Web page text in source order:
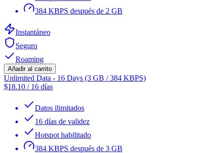
384 KBPS después de 2 GB
Instantáneo
Seguro
Roaming
Añadir al carrito
Unlimited Data - 16 Days (3 GB / 384 KBPS)
$18.10 / 16 días
Datos ilimitados
16 días de validez
Hotspot habilitado
384 KBPS después de 3 GB